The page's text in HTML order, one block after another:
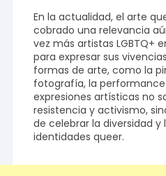
En la actualidad, el arte
cobrado una relevancia
vez más artistas LGBTQ+
para expresar sus
formas de arte, como la
fotografía, la performance
expresiones artísticas no
resistencia y activismo,
de celebrar la diversidad y
identidades queer.